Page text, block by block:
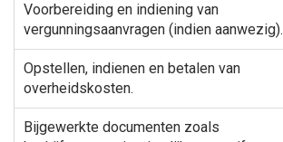
Voorbereiding en indiening van
vergunningsaanvragen (indien aanwezig).
Opstellen, indienen en betalen van
overheidskosten.
Bijgewerkte documenten zoals